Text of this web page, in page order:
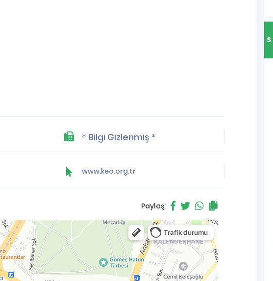
* Bilgi Gizlenmiş *
www.keo.org.tr
Paylaş: